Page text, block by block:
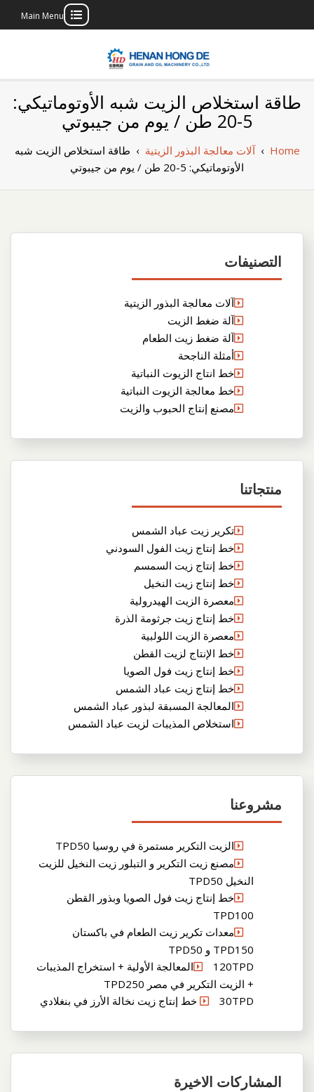
Main Menu
بناء مصنع إنتاج
الزيوت النباتية
الخاص بك
طاقة استخلاص الزيت شبه الأوتوماتيكي:
5-20 طن / يوم من جيبوتي
Home
›آلات معالجة البذور الزيتية › طاقة استخلاص الزيت شبه
الأوتوماتيكي: 5-20 طن / يوم من جيبوتي
التصنيفات
آلات معالجة البذور الزيتية
آلة ضغط الزيت
آلة ضغط زيت الطعام
أمثلة الناجحة
خط انتاج الزيوت النباتية
خط معالجة الزيوت النباتية
مصنع إنتاج الحبوب والزيت
منتجاتنا
تكرير زيت عباد الشمس
خط إنتاج زيت الفول السودني
خط إنتاج زيت السمسم
خط إنتاج زيت النخيل
معصرة الزيت الهيدرولية
خط إنتاج زيت جرثومة الذرة
معصرة الزيت اللولبية
خط الإنتاج لزيت القطن
خط إنتاج زيت فول الصويا
خط إنتاج زيت عباد الشمس
المعالجة المسبقة لبذور عباد الشمس
استخلاص المذيبات لزيت عباد الشمس
مشروعنا
الزيت التكرير مستمرة في روسيا TPD50
مصنع زيت التكرير و التبلور زيت النخيل للزيت
النخيل TPD50
خط إنتاج زيت فول الصويا وبذور القطن
TPD100
معدات تكرير زيت الطعام في باكستان
TPD150 و TPD50
120TPDالمعالجة الأولية + استخراج المذيبات
+ الزيت التكرير في مصر TPD250
30TPD خط إنتاج زيت نخالة الأرز في بنغلادي
المشاركات الاخيرة